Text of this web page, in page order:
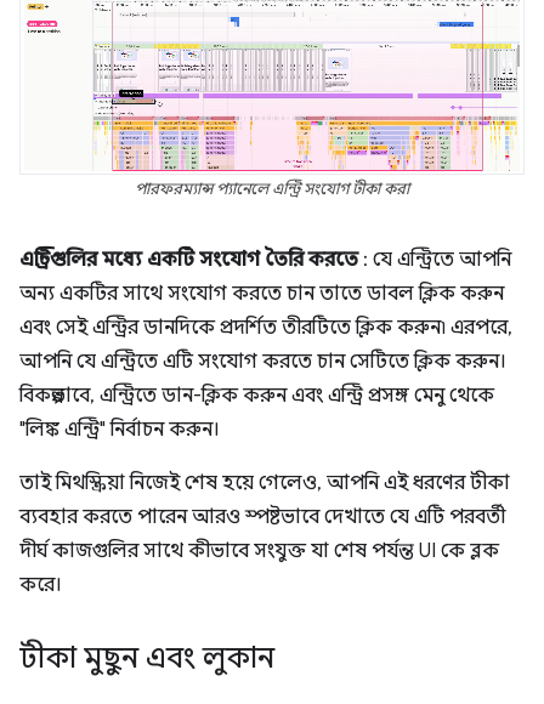
পারফরম্যান্স প্যানেলে এন্ট্রি সংযোগ টীকা করা
এন্ট্রিগুলির মধ্যে একটি সংযোগ তৈরি করতে: যে এন্ট্রিতে আপনি
অন্য একটির সাথে সংযোগ করতে চান তাতে ডাবল ক্লিক করুন
এবং সেই এন্ট্রির ডানদিকে প্রদর্শিত তীরটিতে ক্লিক করুন৷ এরপরে,
আপনি যে এন্ট্রিতে এটি সংযোগ করতে চান সেটিতে ক্লিক করুন।
বিকল্পভাবে, এন্ট্রিতে ডান-ক্লিক করুন এবং এন্ট্রি প্রসঙ্গ মেনু থেকে
"লিঙ্ক এন্ট্রি" নির্বাচন করুন।
তাই মিথস্ক্রিয়া নিজেই শেষ হয়ে গেলেও, আপনি এই ধরণের টীকা
ব্যবহার করতে পারেন আরও স্পষ্টভাবে দেখাতে যে এটি পরবর্তী
দীর্ঘ কাজগুলির সাথে কীভাবে সংযুক্ত যা শেষ পর্যন্ত UI কে ব্লক
করে।
টীকা মুছুন এবং লুকান